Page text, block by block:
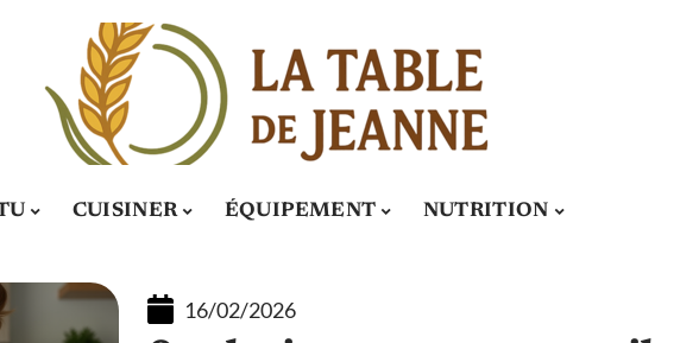
CUISINER ÉQUIPEMENT NUTRITION
16/02/2026